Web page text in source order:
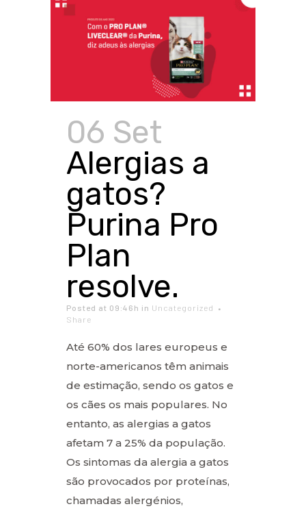
06 Set
Alergias a
gatos?
Purina Pro
Plan
resolve.
Posted at 09:46h in Uncategorized
Share
Até 60% dos lares europeus e
norte-americanos têm animais
de estimação, sendo os gatos e
os cães os mais populares. No
entanto, as alergias a gatos
afetam 7 a 25% da população.
Os sintomas da alergia a gatos
são provocados por proteínas,
chamadas alergénios,